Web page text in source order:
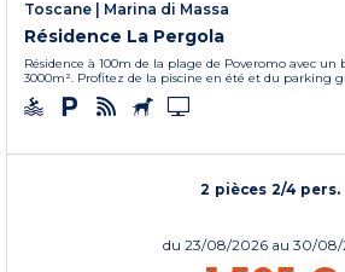
Toscane
Marina di Massa
Résidence La Pergola
Résidence à 100m de la plage de Poveromo avec un
3000m². Profitez de la piscine en été et du parking
2 pièces 2/4 pers.
du 23/08/2026 au 30/08/